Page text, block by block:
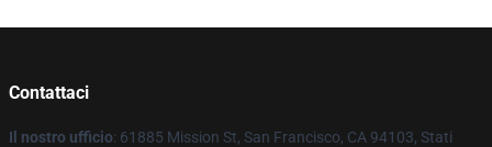
Contattaci
Il nostro ufficio: 61885 Mission St, San Francisco, CA 94103, Stati